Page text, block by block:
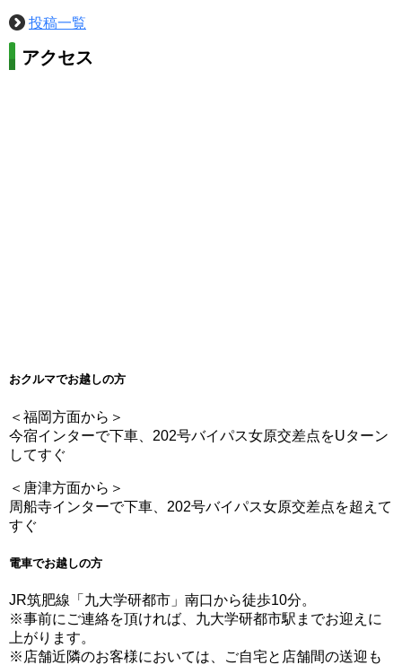
投稿一覧
アクセス
おクルマでお越しの方
＜福岡方面から＞
今宿インターで下車、202号バイパス女原交差点をUターン
してすぐ
＜唐津方面から＞
周船寺インターで下車、202号バイパス女原交差点を超えて
すぐ
電車でお越しの方
JR筑肥線「九大学研都市」南口から徒歩10分。
※事前にご連絡を頂ければ、九大学研都市駅までお迎えに
上がります。
※店舗近隣のお客様においては、ご自宅と店舗間の送迎も